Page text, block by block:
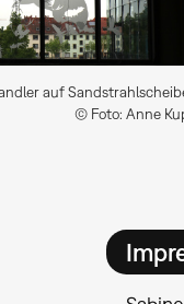
auf
© Foto: Anne